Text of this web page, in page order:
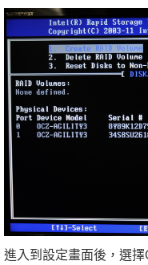
進入到設定畫面後，選